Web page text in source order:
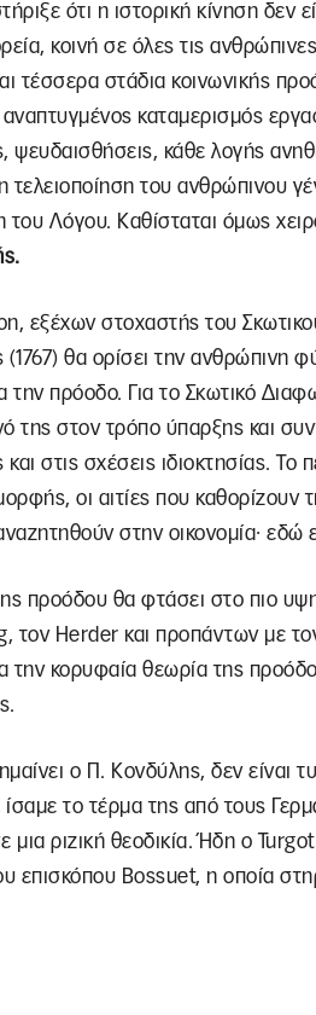
ότι η ιστορική κίνηση δεν
κοινή σε όλες τις
τέσσερα στάδια κοινωνικής
αναπτυγμένος καταμερισμός
ψευδαισθήσεις, κάθε λογής
τελειοποίηση του ανθρώπινου
του Λόγου. Καθίσταται όμως
εξέχων στοχαστής του
(1767) θα ορίσει την ανθρώπινη
την πρόοδο. Για το Σκωτικό
της στον τρόπο ύπαρξης και
στις σχέσεις ιδιοκτησίας.
οι αιτίες που καθορίζουν
στην οικονομία∙ εδώ
προόδου θα φτάσει στο πιο
τον Herder και προπάντων με
την κορυφαία θεωρία της
ο Π. Κονδύλης, δεν είναι
το τέρμα της από τους
μια ριζική θεοδικία. Ήδη ο
επισκόπου Bossuet, η οποία